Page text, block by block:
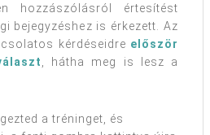
hozzászólásról értesítést
bejegyzéshez is érkezett. Az
kérdéseidre először
, hátha meg is lesz a
a tréninget, és